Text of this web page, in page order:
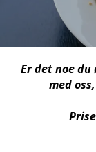
Er det noe du
med